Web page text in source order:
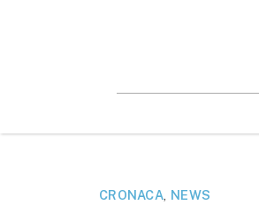
CRONACA, NEWS